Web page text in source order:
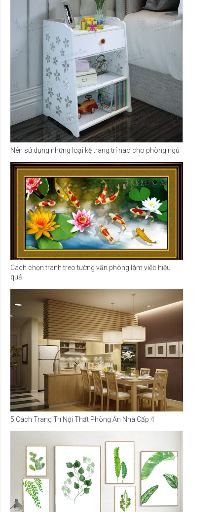
Nên sử dụng những loại kệ trang trí nào cho phòng ngủ
Cách chọn tranh treo tường văn phòng làm việc hiệu
quả
5 Cách Trang Trí Nội Thất Phòng Ăn Nhà Cấp 4